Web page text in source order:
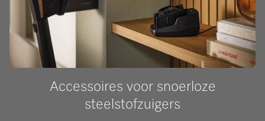
Accessoires voor snoerloze
steelstofzuigers